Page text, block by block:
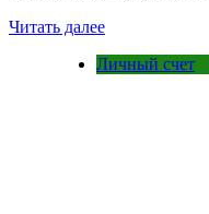
Читать далее
Личный счет